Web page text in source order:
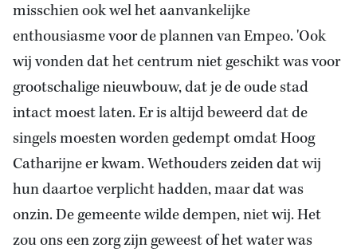
misschien ook wel het aanvankelijke
enthousiasme voor de plannen van Empeo. 'Ook
wij vonden dat het centrum niet geschikt was voor
grootschalige nieuwbouw, dat je de oude stad
intact moest laten. Er is altijd beweerd dat de
singels moesten worden gedempt omdat Hoog
Catharijne er kwam. Wethouders zeiden dat wij
hun daartoe verplicht hadden, maar dat was
onzin. De gemeente wilde dempen, niet wij. Het
zou ons een zorg zijn geweest of het water was